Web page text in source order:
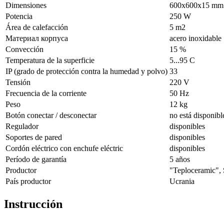
Dimensiones
600х600х15 mm
Potencia
250 W
Área de calefacción
5 m2
Материал корпуса
acero inoxidable
Convección
15 %
Temperatura de la superficie
5...95 С
IP (grado de protección contra la humedad y polvo) 33
Tensión
220 V
Frecuencia de la corriente
50 Hz
Peso
12 kg
Botón conectar / desconectar
no está
Regulador
disponibles
Soportes de pared
disponibles
Cordón eléctrico con enchufe eléctric
disponibles
Período de garantía
5 años
Productor
"Teploceramic",
País productor
Ucrania
Instrucción